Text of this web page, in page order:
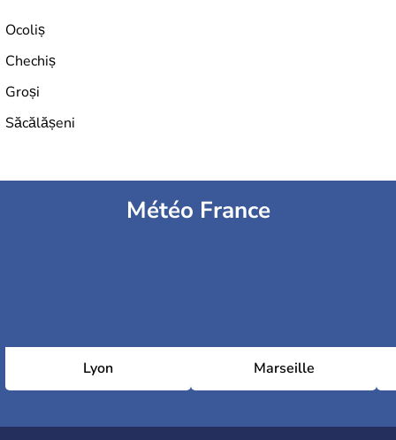
Ocoliș
Chechiș
Groși
Săcălășeni
Météo France
Lyon Marseille